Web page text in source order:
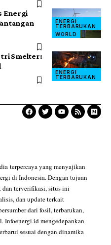
ENERGI
TERBARUKAN
WORLD
Energi
ENERGI
TERBARUKAN
Smelter:
terpercaya yang menyajikan
di Indonesia. Dengan tujuan
dan terverifikasi, situs ini
dan update terkait
dari fosil, terbarukan,
Infoenergi.id mengedepankan
sesuai dengan dinamika